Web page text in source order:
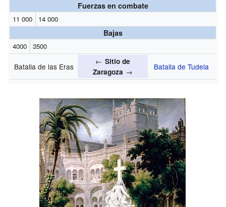
Fuerzas en combate
11 000 14 000
Bajas
4000 3500
Batalla de las Eras
← Sitio de
Zaragoza → Batalla de Tudela